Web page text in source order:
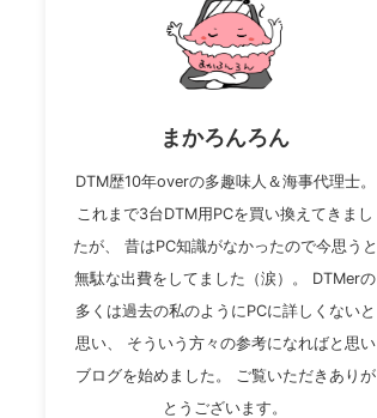
まかろんろん
DTM歴10年overの多趣味人＆海事代理士。
これまで3台DTM用PCを買い換えてきまし
たが、 昔はPC知識がなかったので今思うと
無駄な出費をしてました（涙）。 DTMerの
多くは過去の私のようにPCに詳しくないと
思い、 そういう方々の参考になればと思い
ブログを始めました。 ご覧いただきありが
とうございます。